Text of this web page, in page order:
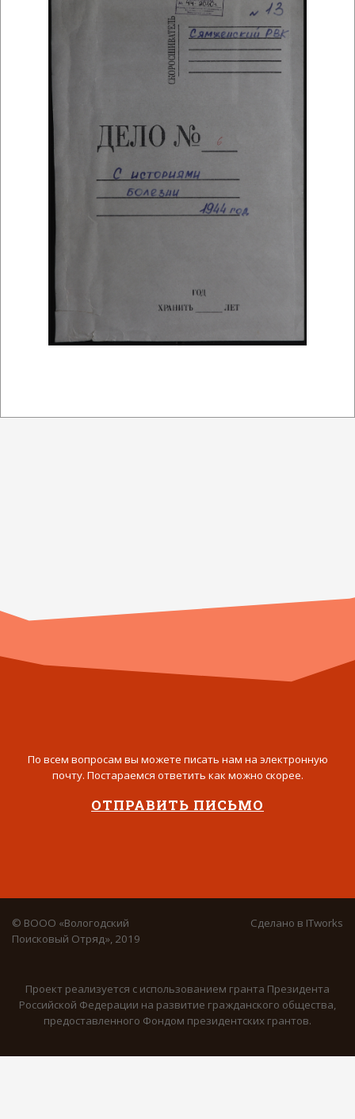
По всем вопросам вы можете писать нам на электронную
почту. Постараемся ответить как можно скорее.
ОТПРАВИТЬ ПИСЬМО
© ВООО «Вологодский
Поисковый Отряд», 2019
Сделано в ITworks
Проект реализуется с использованием гранта Президента
Российской Федерации на развитие гражданского общества,
предоставленного Фондом президентских грантов.